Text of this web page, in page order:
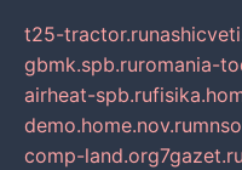
t25-tractor.ru
gbmk.spb.ruromania-
airheat-spb.ru
demo.home.nov.ru
comp-land.org7gazet.ru